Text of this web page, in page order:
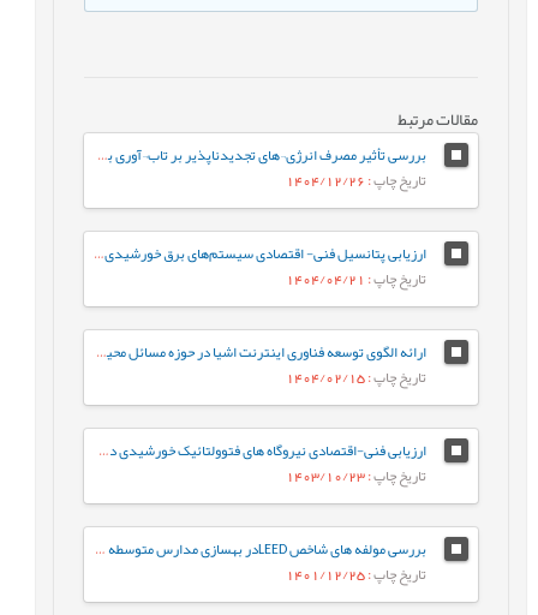
مقالات مرتبط
بررسی تأثیر مصرف انرژی¬های تجدیدناپذیر بر تاب¬آوری بوم‌شناختی ایران با استفاده از مدل ARDL
تاریخ چاپ: 1404/12/26
ارزیابی پتانسیل فنی- اقتصادی سیستم‌های برق خورشیدی در ساختمان¬های مسکونی در استان گیلان
تاریخ چاپ: 1404/04/21
ارائه الگوی توسعه فناوری اینترنت اشیا در حوزه مسائل محیطزیست و انرژی بهمنظور تحقق اهداف توسعه پایدار
تاریخ چاپ: 1404/02/15
ارزیابی فنی-اقتصادی نیروگاه های فتوولتائیک خورشیدی در استان گیلان
تاریخ چاپ: 1403/10/23
بررسی مولفه های شاخص LEEDدر بهسازی مدارس متوسطه دوم استان سمنان با رویکرد اکولوژیک
تاریخ چاپ: 1401/12/25